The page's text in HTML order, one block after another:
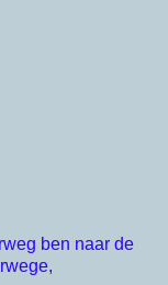
ben naar de